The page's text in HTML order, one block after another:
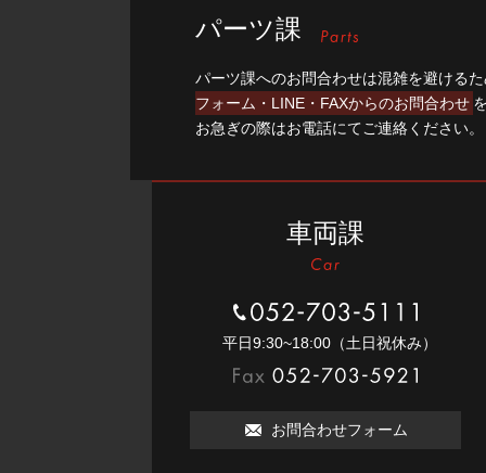
パーツ課
パーツ課へのお問合わせは混雑を避ける
フォーム・LINE・FAXからのお問合わせ
お急ぎの際はお電話にてご連絡ください。
車両課
052-703-5111
平⽇9:30~18:00（⼟⽇祝休み）
お問合わせフォーム